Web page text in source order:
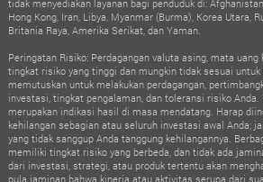
tidak menyediakan layanan bagi penduduk di:
Hong Kong, Iran, Libya, Myanmar (Burma), Korea Utara,
Britania Raya, Amerika Serikat, dan Yaman.
Peringatan Risiko: Perdagangan valuta asing, mata uang
tingkat risiko yang tinggi dan mungkin tidak sesuai
memutuskan untuk melakukan perdagangan,
investasi, tingkat pengalaman, dan toleransi risiko
merupakan indikasi hasil di masa mendatang. Harap
kehilangan sebagian atau seluruh investasi awal Anda;
yang tidak sanggup Anda tanggung kehilangannya.
memiliki tingkat risiko yang berbeda, dan tidak ada
dari investasi, strategi, atau produk tertentu akan
pula jaminan bahwa kinerja atau aktivitas serupa dari